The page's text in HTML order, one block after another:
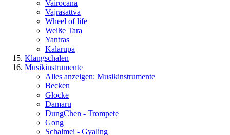
Vairocana
Vajrasattva
Wheel of life
Weiße Tara
Yantras
Kalarupa
Klangschalen
Musikinstrumente
Alles anzeigen: Musikinstrumente
Becken
Glocke
Damaru
DungChen - Trompete
Gong
Schalmei - Gyaling